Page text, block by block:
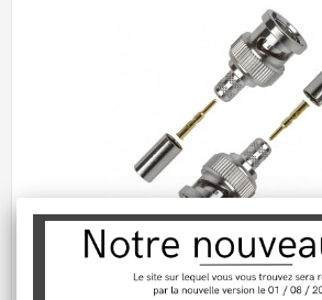
Paire de connecteurs BNC à sertir